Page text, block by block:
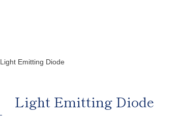
Light Emitting Diode
Light Emitting Diode